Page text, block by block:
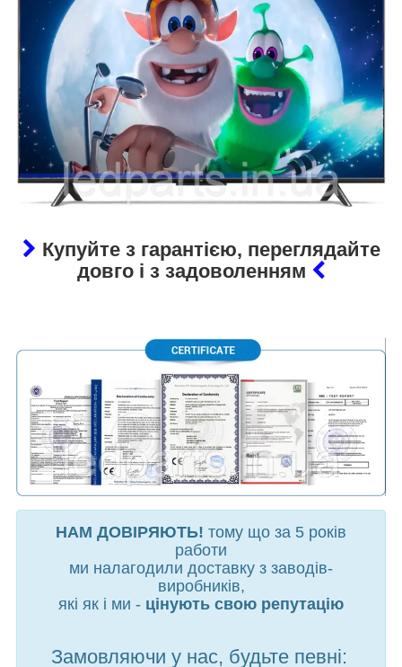
Купуйте з гарантією, переглядайте
довго і з задоволенням
НАМ ДОВІРЯЮТЬ! тому що за 5 років
работи
ми налагодили доставку з заводів-
виробників,
які як і ми - цінують свою репутацію
Замовляючи у нас, будьте певні: